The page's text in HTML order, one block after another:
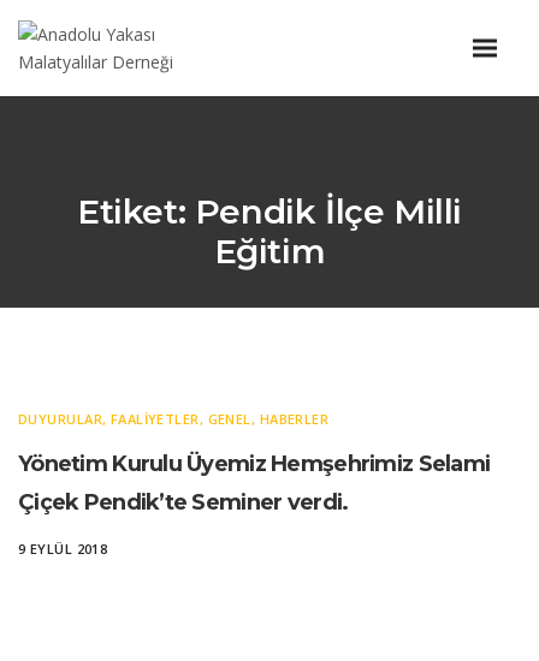
Etiket: Pendik İlçe Milli
Eğitim
DUYURULAR, FAALIYETLER, GENEL, HABERLER
Yönetim Kurulu Üyemiz Hemşehrimiz Selami
Çiçek Pendik’te Seminer verdi.
9 EYLÜL 2018